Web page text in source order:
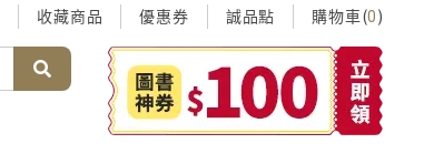
收藏商品 優惠券 誠品點 購物車(0)